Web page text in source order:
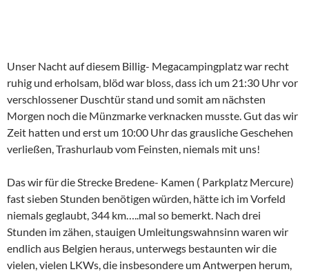
Unser Nacht auf diesem Billig- Megacampingplatz war recht
ruhig und erholsam, blöd war bloss, dass ich um 21:30 Uhr vor
verschlossener Duschtür stand und somit am nächsten
Morgen noch die Münzmarke verknacken musste. Gut das wir
Zeit hatten und erst um 10:00 Uhr das grausliche Geschehen
verließen, Trashurlaub vom Feinsten, niemals mit uns!
Das wir für die Strecke Bredene- Kamen ( Parkplatz Mercure)
fast sieben Stunden benötigen würden, hätte ich im Vorfeld
niemals geglaubt, 344 km…..mal so bemerkt. Nach drei
Stunden im zähen, stauigen Umleitungswahnsinn waren wir
endlich aus Belgien heraus, unterwegs bestaunten wir die
vielen, vielen LKWs, die insbesondere um Antwerpen herum,